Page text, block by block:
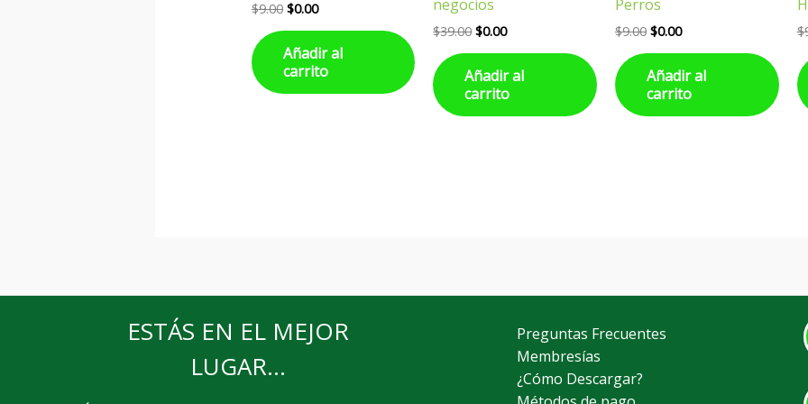
$9.00 $0.00
Añadir al
carrito
negocios
$39.00 $0.00
Añadir al
carrito
Perros
$9.00 $0.00
Añadir al
carrito
$
ESTÁS EN EL MEJOR
LUGAR...
Preguntas Frecuentes
Membresías
¿Cómo Descargar?